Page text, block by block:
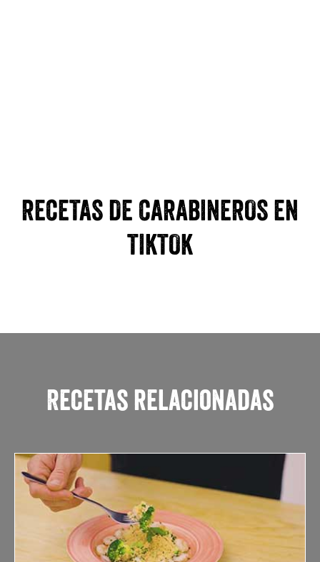
RECETAS DE CARABINEROS EN
TIKTOK
Recetas relacionadas